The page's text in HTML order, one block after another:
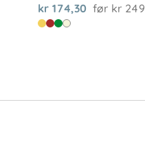
kr 174,30 før kr 249